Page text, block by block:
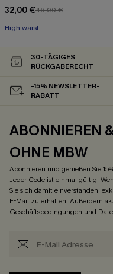
32,00 €46,00 €
High waist
30-TÄGIGES
RÜCKGABERECHT
-15% NEWSLETTER-
RABATT
ABONNIEREN
OHNE MBW
Abonnieren und genießen Sie
Jeder Code ist einmal gültig.
Sie sich damit einverstanden,
E-Mail zu erhalten. Außerdem
Geschäftsbedingungen und